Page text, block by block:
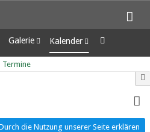
Galerie
Alben
Bilder
Kalender
Wochenansicht
Tagesansicht
Termine
die Nutzung unserer Seite erklären